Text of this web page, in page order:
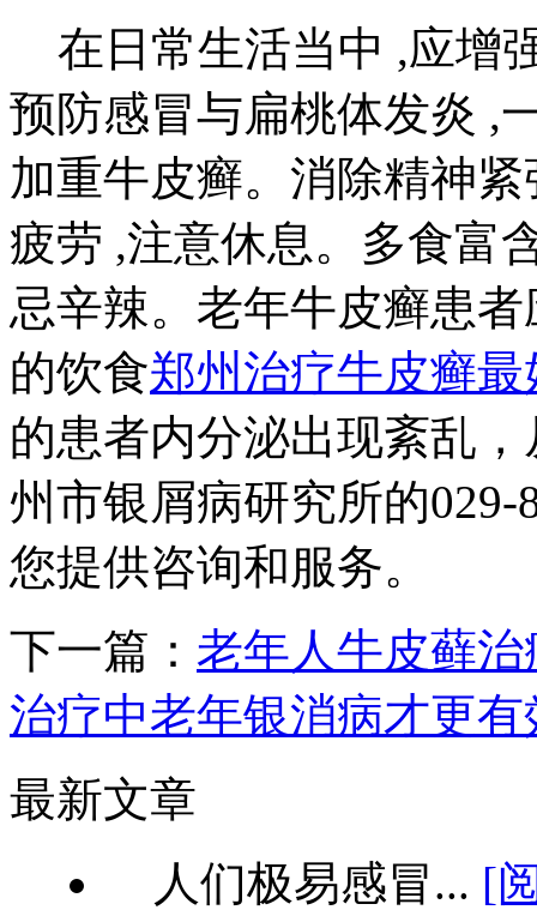
在日常生活当中 ,应增
预防感冒与扁桃体发炎 ,
加重牛皮癣。消除精神
疲劳 ,注意休息。多食富
忌辛辣。老年牛皮癣患
的饮食郑州治疗牛皮癣
的患者内分泌出现紊乱
州市银屑病研究所的029-
您提供咨询和服务。
下一篇： 老年人牛皮藓
治疗中老年银消病才更有
最新文章
人们极易感冒... [